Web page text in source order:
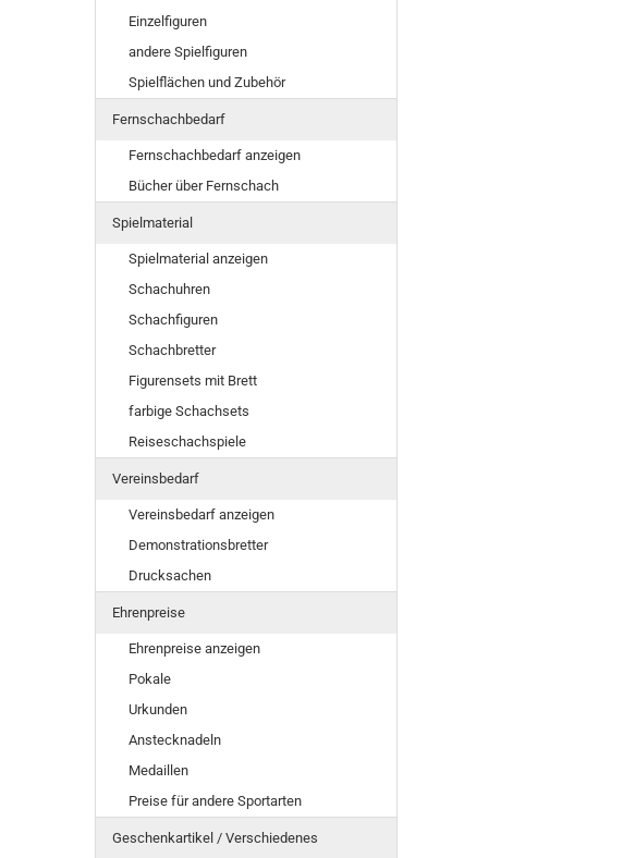
Einzelfiguren
andere Spielfiguren
Spielflächen und Zubehör
Fernschachbedarf
Fernschachbedarf anzeigen
Bücher über Fernschach
Spielmaterial
Spielmaterial anzeigen
Schachuhren
Schachfiguren
Schachbretter
Figurensets mit Brett
farbige Schachsets
Reiseschachspiele
Vereinsbedarf
Vereinsbedarf anzeigen
Demonstrationsbretter
Drucksachen
Ehrenpreise
Ehrenpreise anzeigen
Pokale
Urkunden
Anstecknadeln
Medaillen
Preise für andere Sportarten
Geschenkartikel / Verschiedenes